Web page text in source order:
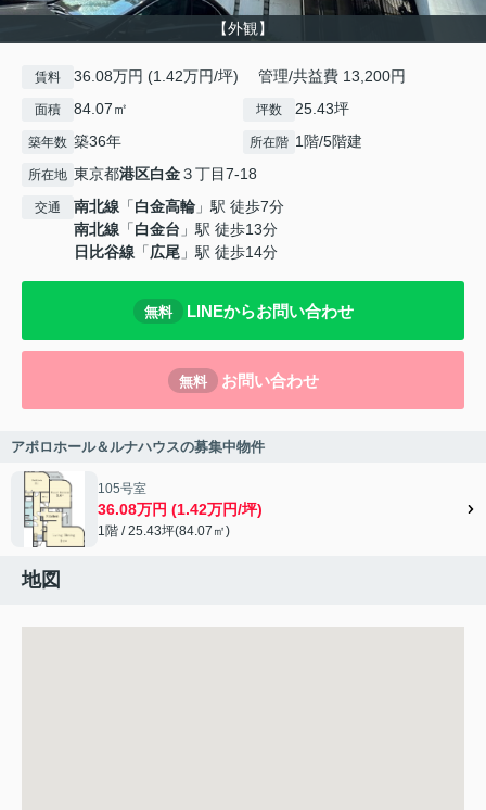
【外観】
賃料 36.08万円 (1.42万円/坪) 管理/共益費 13,200円
面積 84.07㎡ 坪数 25.43坪
築年数 築36年 所在階 1階/5階建
所在地 東京都港区白金３丁目7-18
交通 南北線 「白金高輪 」駅 徒歩7分
南北線 「白金台 」駅 徒歩13分
日比谷線 「広尾 」駅 徒歩14分
無料 LINEからお問い合わせ
無料 お問い合わせ
アポロホール＆ルナハウスの募集中物件
105号室
36.08万円 (1.42万円/坪)
1階 / 25.43坪(84.07㎡)
地図